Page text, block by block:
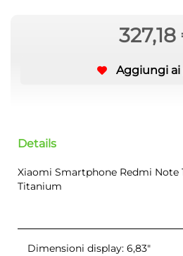
Aggiungi
Details
Xiaomi Smartphone Redmi Note
Titanium
Dimensioni display: 6,83"